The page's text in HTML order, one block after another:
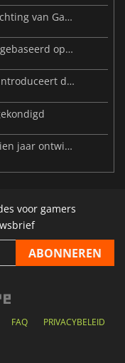
Beast of Reincarnation: de nieuwe richting van Game Freak
Big Walk is nu verkrijgbaar: een reis gebaseerd op vriendschap
Warhammer 40.000: Dawn of War 4 introduceert de Necron-factie
Vahrin's Call verschijnt eindelijk na tien jaar ontwikkeling
voor gamers
FAQ PRIVACYBELEID